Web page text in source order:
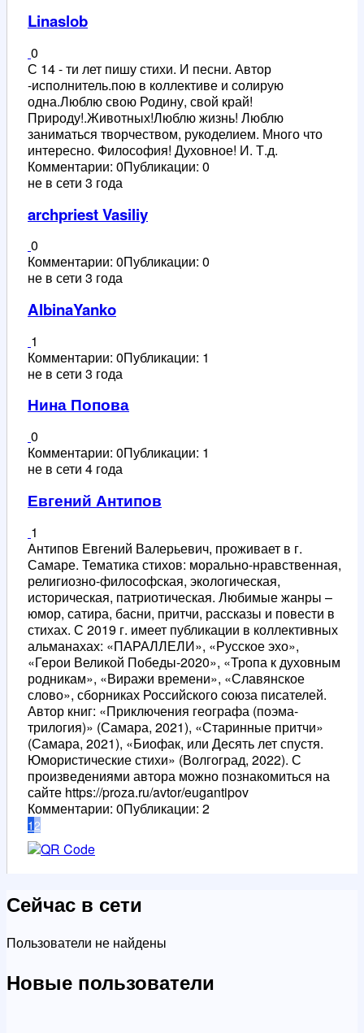
Linaslob
0
С 14 - ти лет пишу стихи. И песни. Автор
-исполнитель.пою в коллективе и солирую
одна.Люблю свою Родину, свой край!
Природу!.Животных!Люблю жизнь! Люблю
заниматься творчеством, рукоделием. Много что
интересно. Философия! Духовное! И. Т.д.
Комментарии: 0Публикации: 0
не в сети 3 года
archpriest Vasiliy
0
Комментарии: 0Публикации: 0
не в сети 3 года
AlbinaYanko
1
Комментарии: 0Публикации: 1
не в сети 3 года
Нина Попова
0
Комментарии: 0Публикации: 1
не в сети 4 года
Евгений Антипов
1
Антипов Евгений Валерьевич, проживает в г.
Самаре. Тематика стихов: морально-нравственная,
религиозно-философская, экологическая,
историческая, патриотическая. Любимые жанры –
юмор, сатира, басни, притчи, рассказы и повести в
стихах. С 2019 г. имеет публикации в коллективных
альманахах: «ПАРАЛЛЕЛИ», «Русское эхо»,
«Герои Великой Победы-2020», «Тропа к духовным
родникам», «Виражи времени», «Славянское
слово», сборниках Российского союза писателей.
Автор книг: «Приключения географа (поэма-
трилогия)» (Самара, 2021), «Старинные притчи»
(Самара, 2021), «Биофак, или Десять лет спустя.
Юмористические стихи» (Волгоград, 2022). С
произведениями автора можно познакомиться на
сайте https://proza.ru/avtor/eugantipov
Комментарии: 0Публикации: 2
12
Сейчас в сети
Пользователи не найдены
Новые пользователи